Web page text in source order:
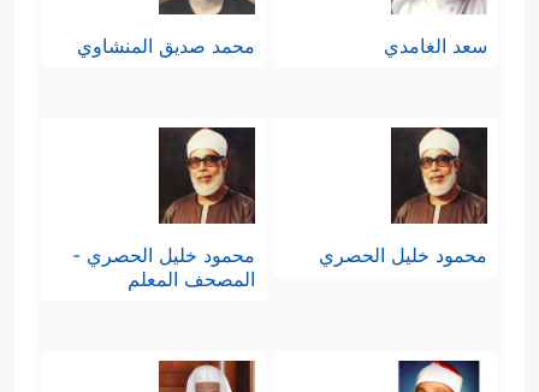
سعد الغامدي محمد صديق المنشاوي
محمود خليل الحصري
محمود خليل الحصري -
المصحف المعلم